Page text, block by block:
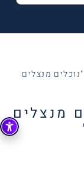
מנצלים
מנצלים